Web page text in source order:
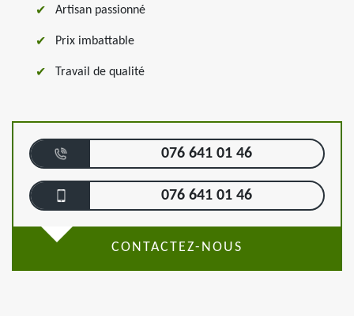
Artisan passionné
Prix imbattable
Travail de qualité
076 641 01 46
076 641 01 46
CONTACTEZ-NOUS